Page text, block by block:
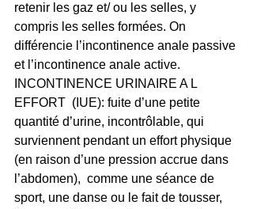
retenir les gaz et/ ou les selles, y
compris les selles formées. On
différencie l’incontinence anale passive
et l’incontinence anale active.
INCONTINENCE URINAIRE A L
EFFORT  (IUE): fuite d’une petite
quantité d’urine, incontrôlable, qui
surviennent pendant un effort physique
(en raison d’une pression accrue dans
l’abdomen),  comme une séance de
sport, une danse ou le fait de tousser,